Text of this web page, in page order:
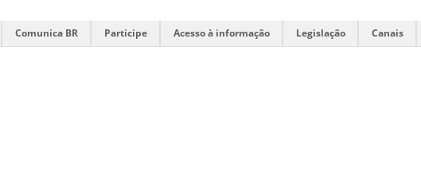
Comunica BR Participe Acesso à informação Legislação Canais